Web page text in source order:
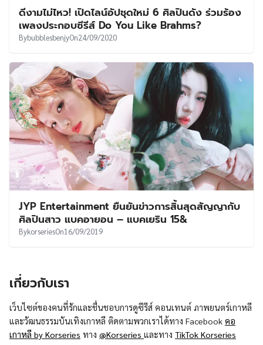
ดีงามไม่ไหว! เปิดไลน์อัปชุดใหม่ 6 ศิลปินดัง ร่วมร้อง
เพลงประกอบซีรีส์ Do You Like Brahms?
BybubblesbenjyOn24/09/2020
JYP Entertainment ยืนยันข่าวการสิ้นสุดสัญญากับ
ศิลปินสาว แบคอายอน – แบคเยริน 15&
BykorseriesOn16/09/2019
เกี่ยวกับเรา
เว็บไซต์ของคนที่รักและชื่นชอบการดูซีรีส์ คอนเทนต์ ภาพยนตร์เกาหลี
และวัฒนธรรมบันเทิงเกาหลี ติดตามพวกเราได้ทาง Facebook คอ
เกาหลี by Korseries ทาง @Korseries และทาง TikTok Korseries